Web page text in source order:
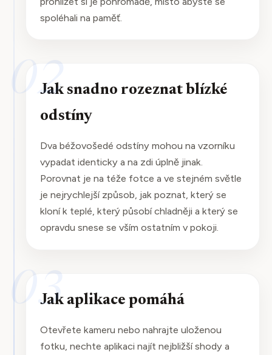
spoléhali na paměť.
02
Jak snadno rozeznat blízké
odstíny
Dva béžovošedé odstíny mohou na vzorníku
vypadat identicky a na zdi úplně jinak.
Porovnat je na téže fotce a ve stejném světle
je nejrychlejší způsob, jak poznat, který se
kloní k teplé, který působí chladněji a který se
opravdu snese se vším ostatním v pokoji.
03
Jak aplikace pomáhá
Otevřete kameru nebo nahrajte uloženou
fotku, nechte aplikaci najít nejbližší shody a